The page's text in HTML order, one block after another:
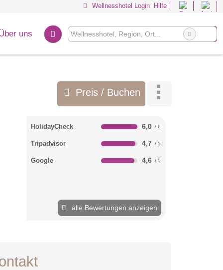
Wellnesshotel Login Hilfe
uns
Preis / Buchen
HolidayCheck 6,0
Tripadvisor 4,7
Google 4,6
alle Bewertungen anzeigen